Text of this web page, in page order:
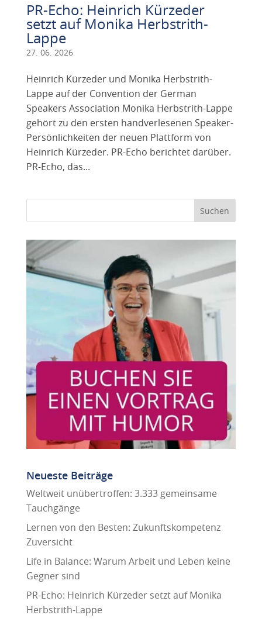
PR-Echo: Heinrich Kürzeder
setzt auf Monika Herbstrith-
Lappe
27. 06. 2026
Heinrich Kürzeder und Monika Herbstrith-
Lappe auf der Convention der German
Speakers Association Monika Herbstrith-Lappe
gehört zu den ersten handverlesenen Speaker-
Persönlichkeiten der neuen Plattform von
Heinrich Kürzeder. PR-Echo berichtet darüber.
PR-Echo, das...
Neueste Beiträge
Weltweit unübertroffen: 3.333 gemeinsame
Tauchgänge
Lernen von den Besten: Zukunftskompetenz
Zuversicht
Life in Balance: Warum Arbeit und Leben keine
Gegner sind
PR-Echo: Heinrich Kürzeder setzt auf Monika
Herbstrith-Lappe